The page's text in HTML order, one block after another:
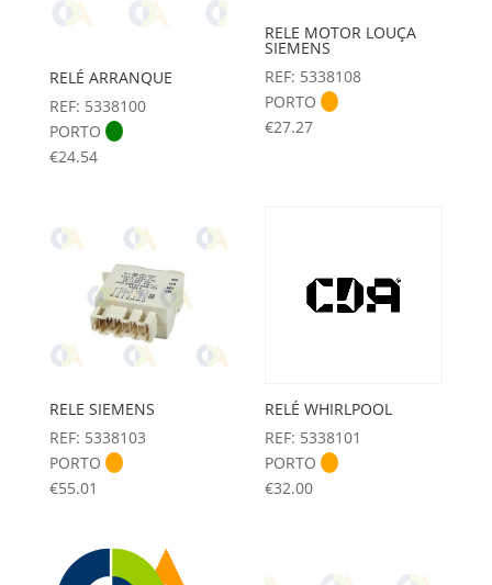
RELÉ ARRANQUE
REF: 5338100
PORTO
€24.54
RELE MOTOR LOUÇA
SIEMENS
REF: 5338108
PORTO
€27.27
RELE SIEMENS
REF: 5338103
PORTO
€55.01
RELÉ WHIRLPOOL
REF: 5338101
PORTO
€32.00